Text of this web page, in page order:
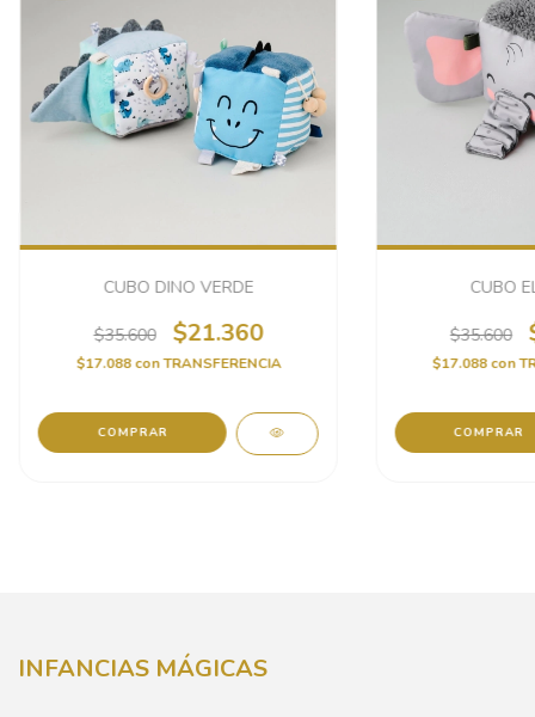
CUBO DINO VERDE
$35.600 $21.360
$17.088conTRANSFERENCIA
CUBO
$35.600
$17.088con
INFANCIAS MÁGICAS